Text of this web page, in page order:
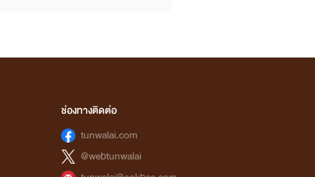
ช่องทางติดต่อ
tunwalai.com
@webtunwalai